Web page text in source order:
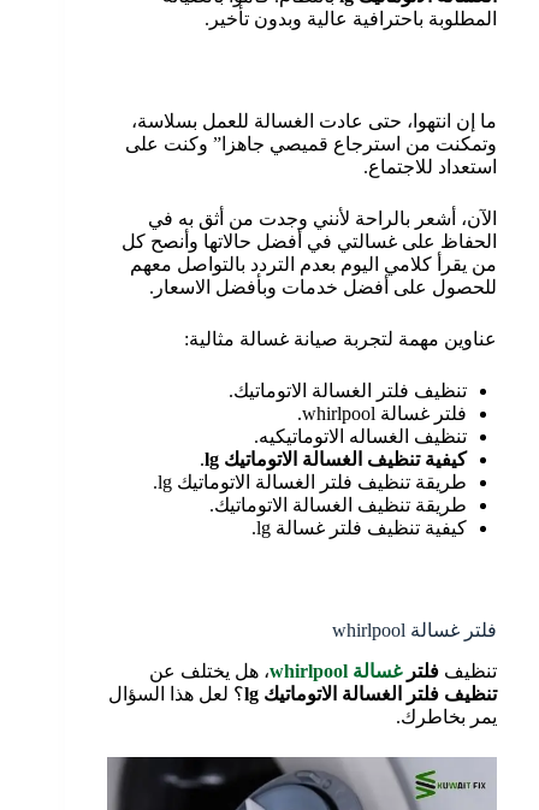
المطلوبة باحترافية عالية وبدون تأخير.
ما إن انتهوا، حتى عادت الغسالة للعمل بسلاسة،
وتمكنت من استرجاع قميصي جاهزا” وكنت على
استعداد للاجتماع.
الآن، أشعر بالراحة لأنني وجدت من أثق به في
الحفاظ على غسالتي في أفضل حالاتها وأنصح كل
من يقرأ كلامي اليوم بعدم التردد بالتواصل معهم
للحصول على أفضل خدمات وبأفضل الاسعار.
عناوين مهمة لتجربة صيانة غسالة مثالية:
تنظيف فلتر الغسالة الاتوماتيك.
فلتر غسالة whirlpool.
تنظيف الغساله الاتوماتيكيه.
كيفية تنظيف الغسالة الاتوماتيك lg
.
طريقة تنظيف فلتر الغسالة الاتوماتيك lg.
طريقة تنظيف الغسالة الاتوماتيك.
كيفية تنظيف فلتر غسالة lg.
فلتر غسالة whirlpool
تنظيف فلترغسالة whirlpool، هل يختلف عن
تنظيف فلتر الغسالة الاتوماتيك lg؟ لعل هذا السؤال
يمر بخاطرك.